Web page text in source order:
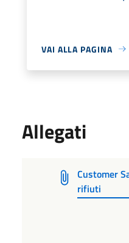
VAI ALLA PAGINA
Allegati
Customer
rifiuti